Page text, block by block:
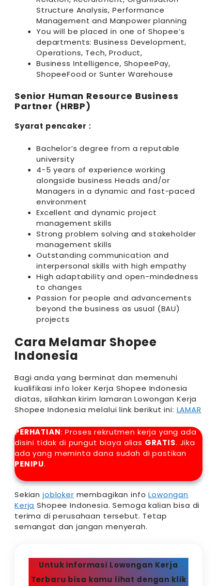
Structure Analysis, Performance
Management and Manpower planning
You will be placed in one of Shopee’s
departments: Business Development,
Operations, Tech, Product,
Business Intelligence, ShopeePay,
ShopeeFood or Sunter Warehouse
Senior Human Resource Business
Partner (HRBP)
Syarat pencaker :
Bachelor’s degree from a reputable
university
4-5 years of experience working
alongside business Heads and/or
Managers in a dynamic and fast-paced
environment
Excellent and dynamic project
management skills
Strong problem solving and stakeholder
management skills
Outstanding communication and
interpersonal skills with high empathy
High adaptability and open-mindedness
to changes
Passion for people and advancements
beyond the business as usual (BAU)
projects
Cara Melamar Shopee
Indonesia
Bagi anda yang berminat dan memenuhi
kualifikasi info loker Kerja Shopee Indonesia
diatas, silahkan kirim lamaran Lowongan Kerja
Shopee Indonesia melalui link berikut ini: LAMAR
PERHATIAN: Proses rekrutmen kerja yang ada
disini tidak di pungut biaya alias GRATIS. Jika
ada yang meminta dana sudah di pastikan
PENIPU.
Sekian jobloker membagikan infoLowongan
Kerja Shopee Indonesia. Semoga kalian bisa di
terima di perusahaan tersebut. Tetap
semangat dan jangan menyerah.
Untuk informasi Lowongan Kerja
Terbaru bisa kamu lihat dengan klik